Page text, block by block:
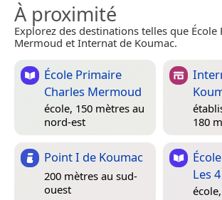
À proximité
Explorez des destinations telles que École
Mermoud et Internat de Koumac.
École Primaire
Charles Mermoud
école, 150 mètres au
nord-est
180
Point I de Koumac
200 mètres au sud-
ouest
Les